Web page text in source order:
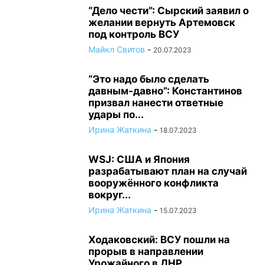
“Дело чести”: Сырский заявил о
желании вернуть Артемовск
под контроль ВСУ
Майкл Свитов - 20.07.2023
“Это надо было сделать
давным-давно”: Константинов
призвал нанести ответные
удары по...
Ирина Жаткина - 18.07.2023
WSJ: США и Япония
разрабатывают план на случай
вооружённого конфликта
вокруг...
Ирина Жаткина - 15.07.2023
Ходаковский: ВСУ пошли на
прорыв в направлении